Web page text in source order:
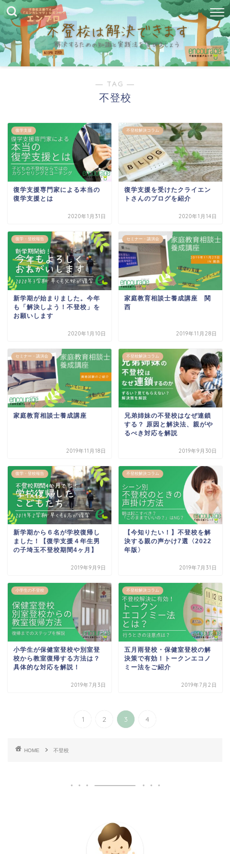
― TAG ―
不登校
復学支援
復学支援専門家による本当の
復学支援とは
2020年1月31日
不登校解決コラム
復学支援を受けたクライエン
トさんのブログを紹介
2020年1月14日
復学・登校報告
新学期が始まりました。今年
も「解決しよう！不登校」を
お願いします
2020年1月10日
セミナー・講演会
家庭教育相談士養成講座 関
西
2019年11月28日
セミナー・講演会
家庭教育相談士養成講座
2019年11月18日
不登校解決コラム
兄弟姉妹の不登校はなぜ連鎖
する？ 原因と解決法、親がや
るべき対応を解説
2019年9月30日
復学・登校報告
新学期から６名が学校復帰し
ました！【復学支援４年生男
の子埼玉不登校期間4ヶ月】
2019年9月9日
不登校解決コラム
【今知りたい！】不登校を解
決する親の声かけ7選〈2022
年版〉
2019年7月31日
小学生の不登校
小学生が保健室登校や別室登
校から教室復帰する方法は？
具体的な対応を解説！
2019年7月3日
不登校解決コラム
五月雨登校・保健室登校の解
決策で有効！トークンエコノ
ミー法をご紹介
2019年7月2日
1 2 3 4
HOME 不登校